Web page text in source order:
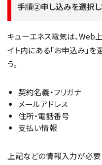
手順②申し込みを選択
キューエネス電気は、Web
イト内にある「お申込み」
う。
契約名義・フリガナ
メールアドレス
住所・電話番号
支払い情報
上記などの情報入力が必要